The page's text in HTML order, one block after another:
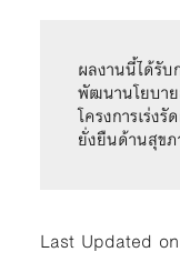
ผลงานนี้ได้รั
พัฒนานโยบาย
โครงการเร่ง
ยั่งยืนด้านสุขภ
Last Updated